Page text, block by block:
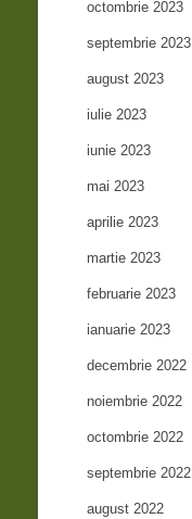
octombrie 2023
septembrie 2023
august 2023
iulie 2023
iunie 2023
mai 2023
aprilie 2023
martie 2023
februarie 2023
ianuarie 2023
decembrie 2022
noiembrie 2022
octombrie 2022
septembrie 2022
august 2022